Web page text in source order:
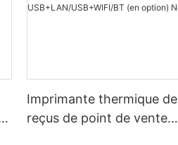
Imprimante thermique de
reçus de point de vente